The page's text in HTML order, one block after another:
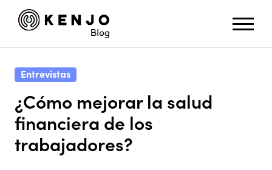
Entrevistas
¿Cómo mejorar la salud
financiera de los
trabajadores?